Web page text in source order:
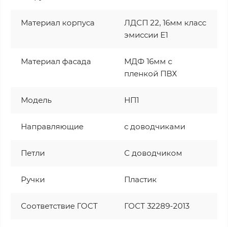
Материал корпуса
ЛДСП 22, 16мм класс
эмиссии Е1
Материал фасада
МДФ 16мм с
пленкой ПВХ
Модель НП1
Направляющие с доводчиками
Петли С доводчиком
Ручки Пластик
Соответствие ГОСТ ГОСТ 32289-2013